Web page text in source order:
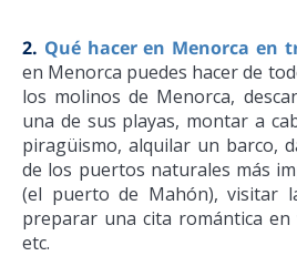
2. Qué hacer en Menorca en
en Menorca puedes hacer de
los molinos de Menorca,
una de sus playas, montar a
piragüismo, alquilar un barco,
de los puertos naturales más
(el puerto de Mahón), visitar
preparar una cita romántica
etc.